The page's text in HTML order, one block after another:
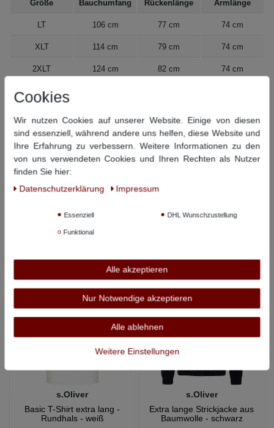
Größe Bauchumfang Rückenlänge Armlänge
LT 106 cm 77 cm 74 cm
XLT 114 cm 79 cm 74 cm
2XLT 124 cm 82 cm 74 cm
3XLT
Alle angegebenen Maße beziehen sich auf den Artikel, nicht auf
Körpermaße – so messen Sie richtig
Angaben zur Produktsicherheit:
Hersteller: s.Oliver Bernd Freier GmbH & Co. KG, s.Oliver-
s.Oliver
Basic T-Shirt extra lang -
Rundhals - weiß
s.Oliver
Extra lange Strickjacke aus
Baumwolle - schwarz
Cookies
Wir nutzen Cookies auf unserer Website. Einige von diesen
sind essenziell, während andere uns helfen, diese Website und
Ihre Erfahrung zu verbessern. Weitere Informationen zu den
von uns verwendeten Cookies und Ihren Rechten als Nutzer
finden Sie hier:
Daten­schutz­erklärung
Impressum
Essenziell DHL Wunschzustellung
Funktional
Alle akzeptieren
Nur Notwendige akzeptieren
Alle ablehnen
Weitere Einstellungen